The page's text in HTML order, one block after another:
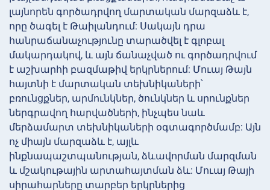
լայնորեն գործադրվող մարտական մարզաձև է,
որը ծագել է Թաիլանդում: Սակայն դրա
հանրաճանաչությունը տարածվել է գլոբալ
մակարդակով, և այն ճանաչված ու գործադրվում
է աշխարհի բազմաթիվ երկրներում: Մուայ Թայն
հայտնի է մարտական տեխնիկաների՝
բռունցքներ, արմունկներ, ծունկներ և սրունքներ
ներգրավող հարվածների, ինչպես նաև
մերձամարտ տեխնիկաների օգտագործմամբ: Այն
ոչ միայն մարզաձև է, այլև
ինքնապաշտպանության, ձևավորման մարզման
և մշակութային արտահայտման ձև: Մուայ Թայի
սիրահարները տարբեր երկրներից